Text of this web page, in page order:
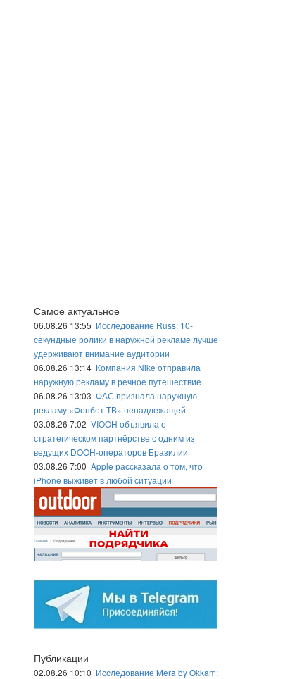
Самое актуальное
06.08.26 13:55 Исследование Russ: 10-
секундные ролики в наружной рекламе лучше
удерживают внимание аудитории
06.08.26 13:14 Компания Nike отправила
наружную рекламу в речное путешествие
06.08.26 13:03 ФАС признала наружную
рекламу «Фонбет ТВ» ненадлежащей
03.08.26 7:02 VIOOH объявила о
стратегическом партнёрстве с одним из
ведущих DOOH-операторов Бразилии
03.08.26 7:00 Apple рассказала о том, что
iPhone выживет в любой ситуации
Публикации
02.08.26 10:10 Исследование Mera by Okkam: